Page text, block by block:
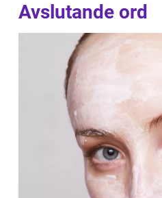
Avslutande ord